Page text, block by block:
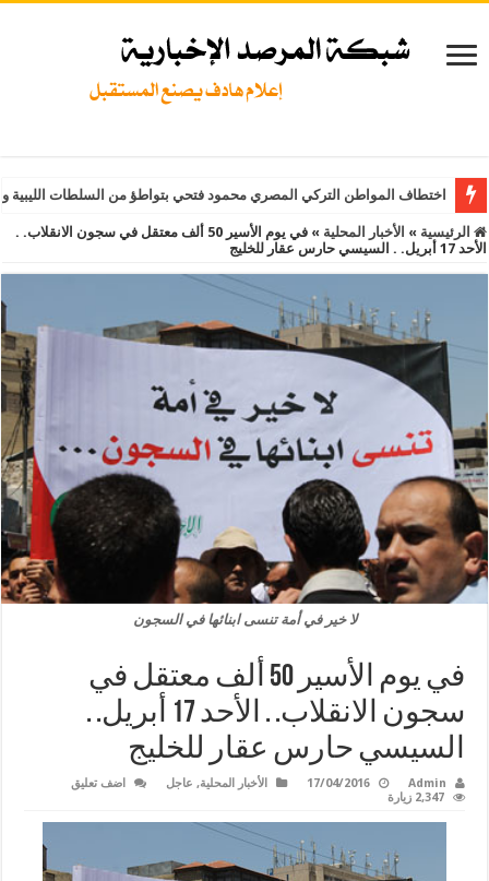
اختطاف المواطن التركي المصري محمود فتحي بتواطؤ من السلطات
الرئيسية » الأخبار المحلية »
في يوم الأسير 50 ألف معتقل في سجون الانقلاب. .
الأحد 17 أبريل. . السيسي حارس عقار للخليج
لا خير في أمة تنسى ابنائها في السجون
في يوم الأسير 50 ألف معتقل في
سجون الانقلاب. . الأحد 17 أبريل. .
السيسي حارس عقار للخليج
Admin
17/04/2016 الأخبار المحلية, عاجل
اضف تعليق
2,347 زيارة